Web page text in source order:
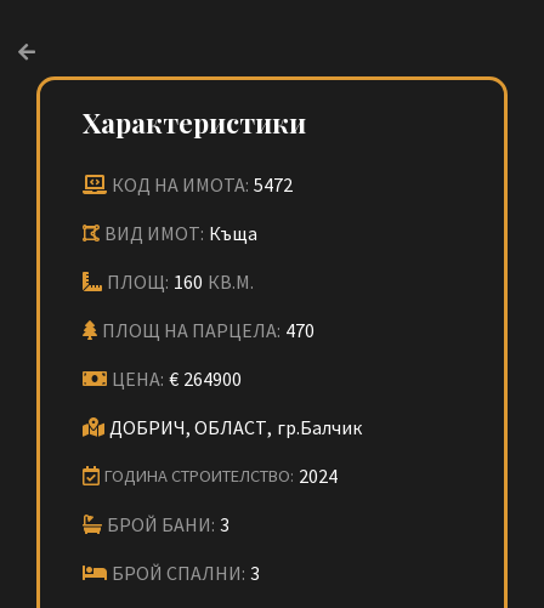
Характеристики
КОД НА ИМОТА: 5472
ВИД ИМОТ: Къща
ПЛОЩ: 160 КВ.М.
ПЛОЩ НА ПАРЦЕЛА: 470
ЦЕНА: € 264900
ДОБРИЧ, ОБЛАСТ, гр.Балчик
ГОДИНА СТРОИТЕЛСТВО: 2024
БРОЙ БАНИ: 3
БРОЙ СПАЛНИ: 3